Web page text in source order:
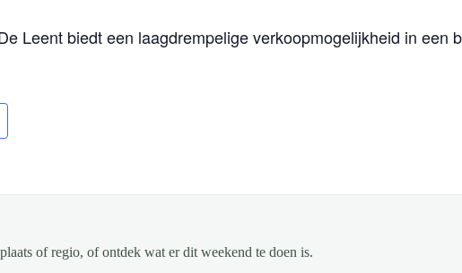
Leent biedt een laagdrempelige verkoopmogelijkheid in een
of regio, of ontdek wat er dit weekend te doen is.